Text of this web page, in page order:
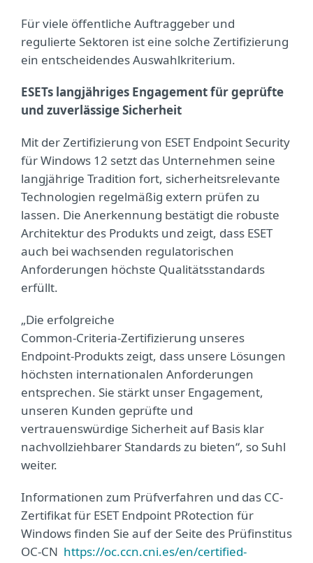
Für viele öffentliche Auftraggeber und
regulierte Sektoren ist eine solche Zertifizierung
ein entscheidendes Auswahlkriterium.
ESETs langjähriges Engagement für geprüfte
und zuverlässige Sicherheit
Mit der Zertifizierung von ESET Endpoint Security
für Windows 12 setzt das Unternehmen seine
langjährige Tradition fort, sicherheitsrelevante
Technologien regelmäßig extern prüfen zu
lassen. Die Anerkennung bestätigt die robuste
Architektur des Produkts und zeigt, dass ESET
auch bei wachsenden regulatorischen
Anforderungen höchste Qualitätsstandards
erfüllt.
„Die erfolgreiche
Common‑Criteria‑Zertifizierung unseres
Endpoint‑Produkts zeigt, dass unsere Lösungen
höchsten internationalen Anforderungen
entsprechen. Sie stärkt unser Engagement,
unseren Kunden geprüfte und
vertrauenswürdige Sicherheit auf Basis klar
nachvollziehbarer Standards zu bieten“, so Suhl
weiter.
Informationen zum Prüfverfahren und das CC-
Zertifikat für ESET Endpoint PRotection für
Windows finden Sie auf der Seite des Prüfinstitus
OC-CN https://oc.ccn.cni.es/en/certified-